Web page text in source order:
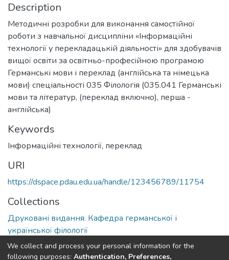
Description
Методичні розробки для виконання самостійної
роботи з навчальної дисципліни «Інформаційні
технології у перекладацькій діяльності» для здобувачів
вищої освіти за освітньо-професійною програмою
Германські мови і переклад (англійська та німецька
мови) спеціальності 035 Філологія (035.041 Германські
мови та літератур, (переклад включно), перша -
англійська)
Keywords
Інформаційні технології, переклад
URI
https://dspace.pdau.edu.ua/handle/123456789/11754
Collections
Друковані видання. Кафедра германської і
української філології
Full item page
We collect and process your personal information for the
following purposes: Authentication, Preferences,